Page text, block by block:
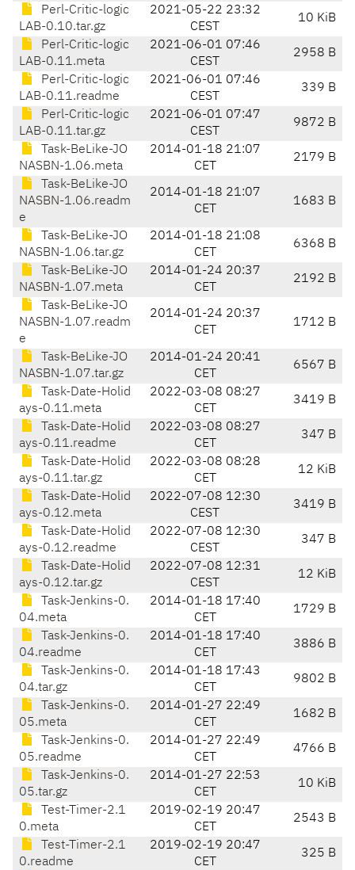
Perl-Critic-logic
LAB-0.10.tar.gz
2021-05-22 23:32
CEST
10 KiB
Perl-Critic-logic
LAB-0.11.meta
2021-06-01 07:46
CEST
2958 B
Perl-Critic-logic
LAB-0.11.readme
2021-06-01 07:46
CEST
339 B
Perl-Critic-logic
LAB-0.11.tar.gz
2021-06-01 07:47
CEST
9872 B
Task-BeLike-JO
NASBN-1.06.meta
2014-01-18 21:07
CET
2179 B
Task-BeLike-JO
NASBN-1.06.readm
e
2014-01-18 21:07
CET
1683 B
Task-BeLike-JO
NASBN-1.06.tar.gz
2014-01-18 21:08
CET
6368 B
Task-BeLike-JO
NASBN-1.07.meta
2014-01-24 20:37
CET
2192 B
Task-BeLike-JO
NASBN-1.07.readm
e
2014-01-24 20:37
CET
1712 B
Task-BeLike-JO
NASBN-1.07.tar.gz
2014-01-24 20:41
CET
6567 B
Task-Date-Holid
ays-0.11.meta
2022-03-08 08:27
CET
3419 B
Task-Date-Holid
ays-0.11.readme
2022-03-08 08:27
CET
347 B
Task-Date-Holid
ays-0.11.tar.gz
2022-03-08 08:28
CET
12 KiB
Task-Date-Holid
ays-0.12.meta
2022-07-08 12:30
CEST
3419 B
Task-Date-Holid
ays-0.12.readme
2022-07-08 12:30
CEST
347 B
Task-Date-Holid
ays-0.12.tar.gz
2022-07-08 12:31
CEST
12 KiB
Task-Jenkins-0.
04.meta
2014-01-18 17:40
CET
1729 B
Task-Jenkins-0.
04.readme
2014-01-18 17:40
CET
3886 B
Task-Jenkins-0.
04.tar.gz
2014-01-18 17:43
CET
9802 B
Task-Jenkins-0.
05.meta
2014-01-27 22:49
CET
1682 B
Task-Jenkins-0.
05.readme
2014-01-27 22:49
CET
4766 B
Task-Jenkins-0.
05.tar.gz
2014-01-27 22:53
CET
10 KiB
Test-Timer-2.1
0.meta
2019-02-19 20:47
CET
2543 B
Test-Timer-2.1
0.readme
2019-02-19 20:47
CET
325 B